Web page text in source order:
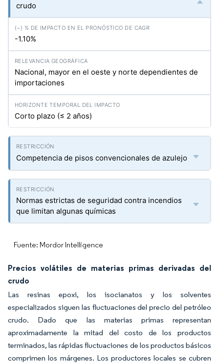
crudo
-1.10%
Nacional, mayor en el oeste y norte dependientes de
importaciones
Corto plazo (≤ 2 años)
Competencia de pisos convencionales de azulejo
Normas estrictas de seguridad contra incendios
que limitan algunas químicas
Fuente: Mordor Intelligence
Precios volátiles de materias primas derivadas del
crudo
Las resinas epoxi, los isocianatos y los solventes
especializados siguen las fluctuaciones del precio del petróleo
crudo. Dado que las materias primas representan
aproximadamente la mitad del costo de los productos
terminados, las rápidas fluctuaciones de los productos básicos
comprimen los márgenes. Los productores locales se cubren